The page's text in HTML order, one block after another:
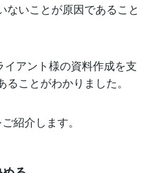
いことが原因であること
アント様の資料作成を支
ことがわかりました。
紹介します。